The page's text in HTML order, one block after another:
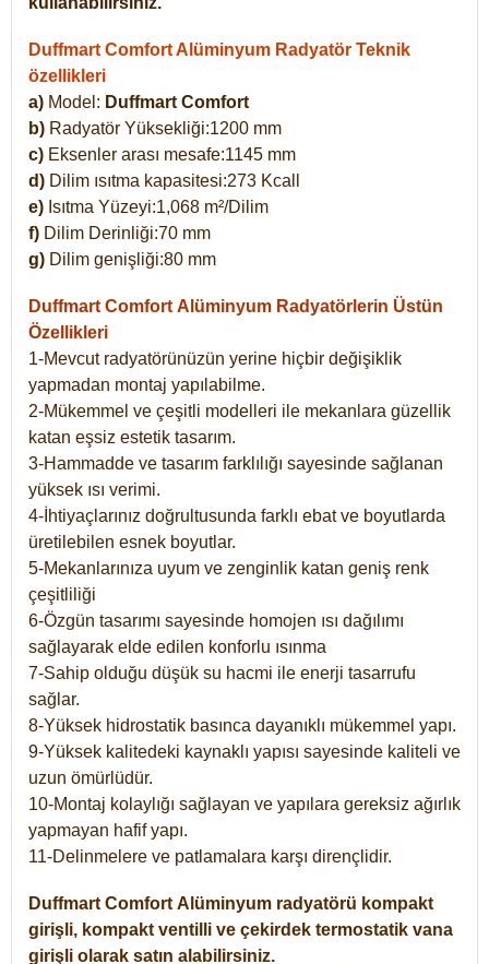
Duffmart Comfort Alüminyum Radyatör Teknik
özellikleri
a) Model: Duffmart Comfort
b) Radyatör Yüksekliği:1200 mm
c) Eksenler arası mesafe:1145 mm
d) Dilim ısıtma kapasitesi:273 Kcall
e) Isıtma Yüzeyi:1,068 m²/Dilim
f) Dilim Derinliği:70 mm
g) Dilim genişliği:80 mm
Duffmart Comfort Alüminyum Radyatörlerin Üstün
Özellikleri
1-Mevcut radyatörünüzün yerine hiçbir değişiklik
yapmadan montaj yapılabilme.
2-Mükemmel ve çeşitli modelleri ile mekanlara güzellik
katan eşsiz estetik tasarım.
3-Hammadde ve tasarım farklılığı sayesinde sağlanan
yüksek ısı verimi.
4-İhtiyaçlarınız doğrultusunda farklı ebat ve boyutlarda
üretilebilen esnek boyutlar.
5-Mekanlarınıza uyum ve zenginlik katan geniş renk
çeşitliliği
6-Özgün tasarımı sayesinde homojen ısı dağılımı
sağlayarak elde edilen konforlu ısınma
7-Sahip olduğu düşük su hacmi ile enerji tasarrufu
sağlar.
8-Yüksek hidrostatik basınca dayanıklı mükemmel yapı.
9-Yüksek kalitedeki kaynaklı yapısı sayesinde kaliteli ve
uzun ömürlüdür.
10-Montaj kolaylığı sağlayan ve yapılara gereksiz ağırlık
yapmayan hafif yapı.
11-Delinmelere ve patlamalara karşı dirençlidir.
Duffmart Comfort Alüminyum radyatörü kompakt
girişli, kompakt ventilli ve çekirdek termostatik vana
girişli olarak satın alabilirsiniz.